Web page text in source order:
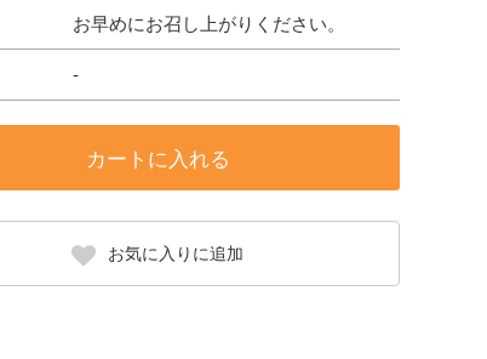
お早めにお召し上がりください。
-
カートに入れる
お気に入りに追加